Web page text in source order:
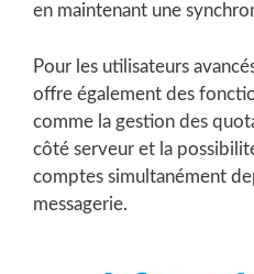
en maintenant une
Pour les utilisateurs
offre également des
comme la gestion des
côté serveur et la
comptes simultanément
messagerie.